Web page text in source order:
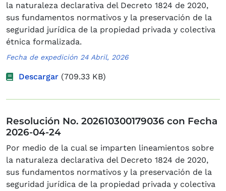
la naturaleza declarativa del Decreto 1824 de 2020,
sus fundamentos normativos y la preservación de la
seguridad jurídica de la propiedad privada y colectiva
étnica formalizada.
Fecha de expedición 24 Abril, 2026
Descargar (709.33 KB)
Resolución No. 202610300179036 con Fecha
2026-04-24
Por medio de la cual se imparten lineamientos sobre
la naturaleza declarativa del Decreto 1824 de 2020,
sus fundamentos normativos y la preservación de la
seguridad jurídica de la propiedad privada y colectiva